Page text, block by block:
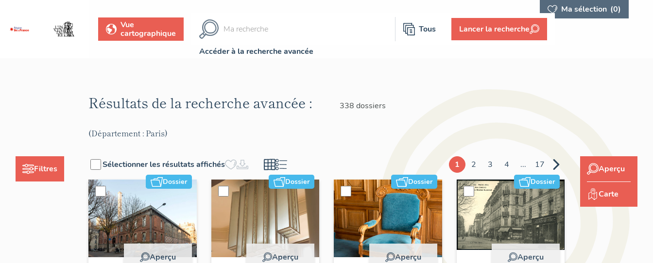
Ma sélection (0)
Vue
cartographique
Tous Lancer la recherche
Accéder à la recherche avancée
Filtres
Résultats de la recherche avancée : 338 dossiers
(Département : Paris)
Sélectionner les résultats affichés 1 2 3 4 ... 17
Dossier
Aperçu
Dossier
Aperçu
Dossier
Aperçu
Dossier
Aperçu
Aperçu
Carte